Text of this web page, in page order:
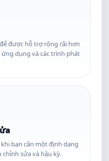
được hỗ trợ rộng rãi hơn
dụng và các trình phát
bạn cần một định dạng
sửa và hậu kỳ.